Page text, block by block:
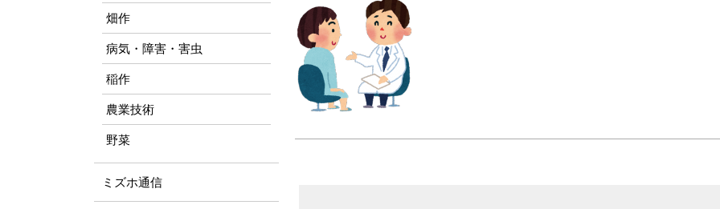
畑作
病気・障害・害虫
稲作
農業技術
野菜
ミズホ通信